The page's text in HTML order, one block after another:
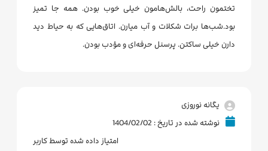
تختمون راحت، بالش‌هامون خیلی خوب بودن. همه جا تمیز
بود.شب‌ها برات شکلات و آب میارن. اتاق‌هایی که به حیاط دید
دارن خیلی ساکتن. پرسنل حرفه‌ای و مؤدب بودن.
یگانه نوروزی
نوشته شده در تاریخ : 1404/02/02
امتیاز داده شده توسط کاربر